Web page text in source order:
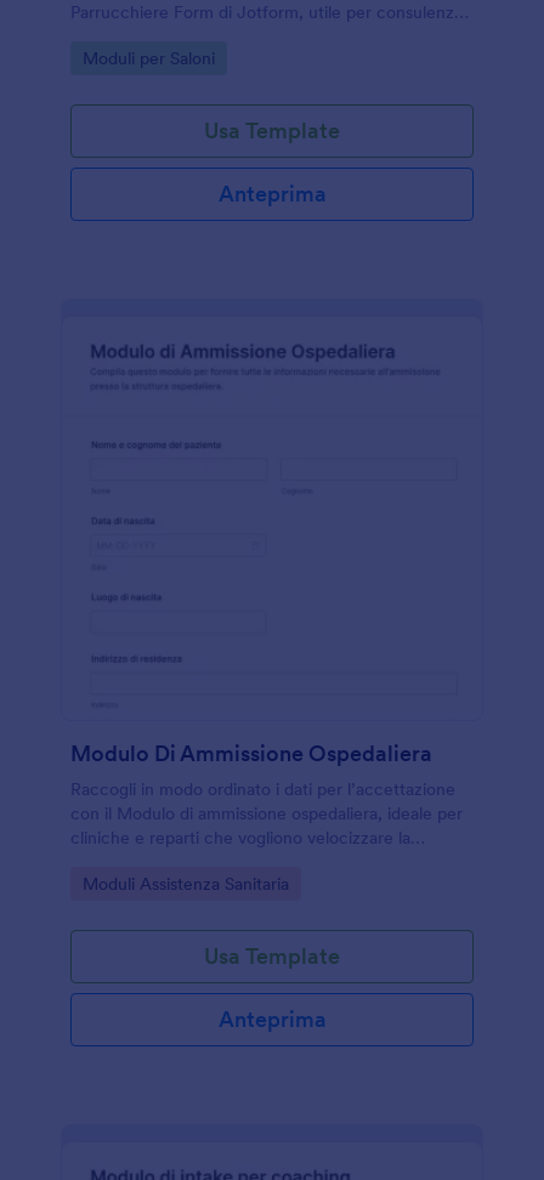
Parrucchiere Form di Jotform, utile per consulenze
ordinato.
Go to Category:
Moduli per Saloni
Usa Template
Anteprima
Modulo Di Ammissione Ospedaliera
Raccogli in modo ordinato i dati per l’accettazione
con il Modulo di ammissione ospedaliera, ideale per
cliniche e reparti che vogliono velocizzare la
Jotform.
Go to Category:
Moduli Assistenza Sanitaria
Usa Template
Anteprima